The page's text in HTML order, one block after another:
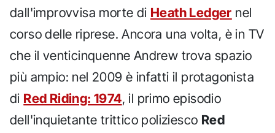
dall'improvvisa morte di Heath Ledger nel
corso delle riprese. Ancora una volta, è in TV
che il venticinquenne Andrew trova spazio
più ampio: nel 2009 è infatti il protagonista
di Red Riding: 1974, il primo episodio
dell'inquietante trittico poliziesco Red